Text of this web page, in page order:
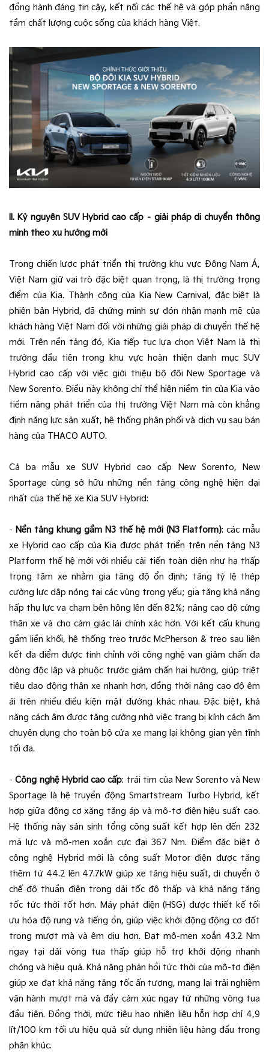
đồng hành đáng tin cậy, kết nối các thế hệ và góp phần nâng
tầm chất lượng cuộc sống của khách hàng Việt.
II. Kỷ nguyên SUV Hybrid cao cấp – giải pháp di chuyển thông
minh theo xu hướng mới
Trong chiến lược phát triển thị trường khu vực Đông Nam Á,
Việt Nam giữ vai trò đặc biệt quan trọng, là thị trường trọng
điểm của Kia. Thành công của Kia New Carnival, đặc biệt là
phiên bản Hybrid, đã chứng minh sự đón nhận mạnh mẽ của
khách hàng Việt Nam đối với những giải pháp di chuyển thế hệ
mới. Trên nền tảng đó, Kia tiếp tục lựa chọn Việt Nam là thị
trường đầu tiên trong khu vực hoàn thiện danh mục SUV
Hybrid cao cấp với việc giới thiệu bộ đôi New Sportage và
New Sorento. Điều này không chỉ thể hiện niềm tin của Kia vào
tiềm năng phát triển của thị trường Việt Nam mà còn khẳng
định năng lực sản xuất, hệ thống phân phối và dịch vụ sau bán
hàng của THACO AUTO.
Cả ba mẫu xe SUV Hybrid cao cấp New Sorento, New
Sportage cùng sở hữu những nền tảng công nghệ hiện đại
nhất của thế hệ xe Kia SUV Hybrid:
- Nền tảng khung gầm N3 thế hệ mới (N3 Flatform): các mẫu
xe Hybrid cao cấp của Kia được phát triển trên nền tảng N3
Platform thế hệ mới với nhiều cải tiến toàn diện như hạ thấp
trọng tâm xe nhằm gia tăng độ ổn định; tăng tỷ lệ thép
cường lực dập nóng tại các vùng trọng yếu; gia tăng khả năng
hấp thụ lực va chạm bên hông lên đến 82%; nâng cao độ cứng
thân xe và cho cảm giác lái chính xác hơn. Với kết cấu khung
gầm liền khối, hệ thống treo trước McPherson & treo sau liên
kết đa điểm được tinh chỉnh với công nghệ van giảm chấn đa
dòng độc lập và phuộc trước giảm chấn hai hướng, giúp triệt
tiêu dao động thân xe nhanh hơn, đồng thời nâng cao độ êm
ái trên nhiều điều kiện mặt đường khác nhau. Đặc biệt, khả
năng cách âm được tăng cường nhờ việc trang bị kính cách âm
chuyên dụng cho toàn bộ cửa xe mang lại không gian yên tĩnh
tối đa.
-Công nghệ Hybrid cao cấp: trái tim của New Sorento và New
Sportage là hệ truyền động Smartstream Turbo Hybrid, kết
hợp giữa động cơ xăng tăng áp và mô-tơ điện hiệu suất cao.
Hệ thống này sản sinh tổng công suất kết hợp lên đến 232
mã lực và mô-men xoắn cực đại 367 Nm. Điểm đặc biệt ở
công nghệ Hybrid mới là công suất Motor điện được tăng
thêm từ 44.2 lên 47.7kW giúp xe tăng hiệu suất, di chuyển ở
chế độ thuần điện trong dải tốc độ thấp và khả năng tăng
tốc tức thời tốt hơn. Máy phát điện (HSG) được thiết kế tối
ưu hóa độ rung và tiếng ồn, giúp việc khởi động động cơ đốt
trong mượt mà và êm dịu hơn. Đạt mô-men xoắn 43.2 Nm
ngay tại dải vòng tua thấp giúp hỗ trợ khởi động nhanh
chóng và hiệu quả. Khả năng phản hồi tức thời của mô-tơ điện
giúp xe đạt khả năng tăng tốc ấn tượng, mang lại trải nghiệm
vận hành mượt mà và đầy cảm xúc ngay từ những vòng tua
đầu tiên. Đồng thời, mức tiêu hao nhiên liệu hỗn hợp chỉ 4,9
lít/100 km tối ưu hiệu quả sử dụng nhiên liệu hàng đầu trong
phân khúc.